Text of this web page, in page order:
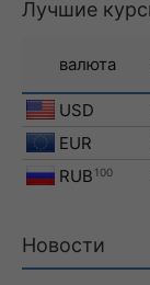
Лучшие
валюта
USD
EUR
RUB 100
Новости